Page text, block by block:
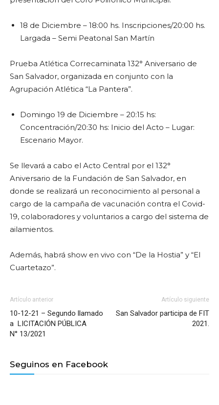
18 de Diciembre – 18:00 hs. Inscripciones/20:00 hs.
Largada – Semi Peatonal San Martín
Prueba Atlética Correcaminata 132° Aniversario de
San Salvador, organizada en conjunto con la
Agrupación Atlética “La Pantera”.
Domingo 19 de Diciembre – 20:15 hs:
Concentración/20:30 hs: Inicio del Acto – Lugar:
Escenario Mayor.
Se llevará a cabo el Acto Central por el 132°
Aniversario de la Fundación de San Salvador, en
donde se realizará un reconocimiento al personal a
cargo de la campaña de vacunación contra el Covid-
19, colaboradores y voluntarios a cargo del sistema de
ailamientos.
Además, habrá show en vivo con “De la Hostia” y “El
Cuartetazo”.
Artículo anterior
10-12-21 – Segundo llamado
a LICITACIÓN PÚBLICA
N° 13/2021
Artículo siguiente
San Salvador participa de FIT
2021.
Seguinos en Facebook